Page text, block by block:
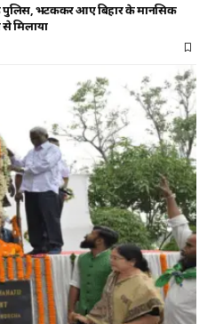
पुलिस, भटककर आए बिहार के मानसिक
से मिलाया